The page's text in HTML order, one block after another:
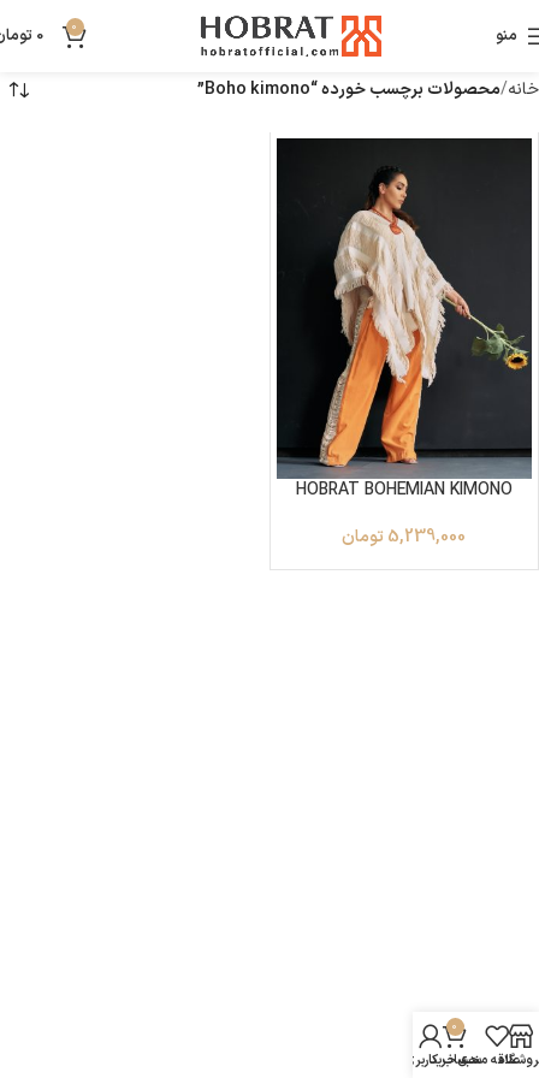
منو 0
0
خانه محصولات برچسب خورده “Boho kimono”
HOBRAT BOHEMIAN KIMONO
5,239,000 تومان
علاقه مندی
0
سبد خرید
حساب کاربری من